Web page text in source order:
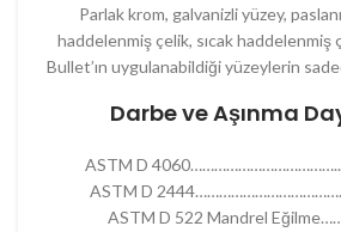
Parlak krom, galvanizli yüzey,
haddelenmiş çelik, sıcak haddelenmiş
Bullet’ın uygulanabildiği yüzeylerin
Darbe ve Aşınma
ASTM D
ASTM D
ASTM D 522 Mandrel